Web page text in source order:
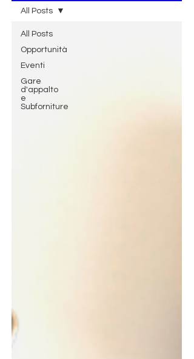
All Posts
Opportunità
Eventi
Gare
d'appalto
e
Subforniture
All Posts